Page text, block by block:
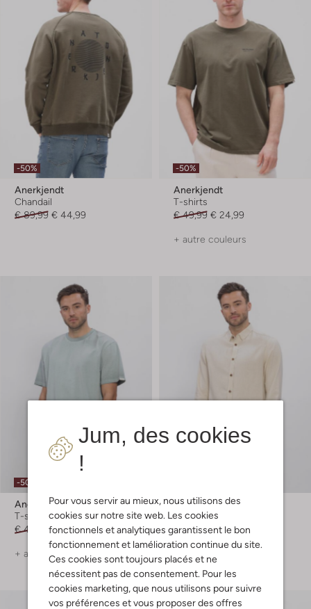
Jum, des cookies
!
Pour vous servir au mieux, nous utilisons des
cookies sur notre site web. Les cookies
fonctionnels et analytiques garantissent le bon
fonctionnement et lamélioration continue du site.
Ces cookies sont toujours placés et ne
nécessitent pas de consentement. Pour les
cookies marketing, que nous utilisons pour suivre
vos préférences et vous proposer des offres
-50%
Anerkjendt
Chandail
€ 89,99 € 44,99
-50%
Anerkjendt
T-shirts
€ 49,99 € 24,99
+ autre couleurs
-50%
Anerkjendt
T-shirts
€ 49,99
€ 24,99
+ autre couleurs
Anerkjendt
Chemise décontractée
€ 79,99 € 39,99
+ autre couleurs